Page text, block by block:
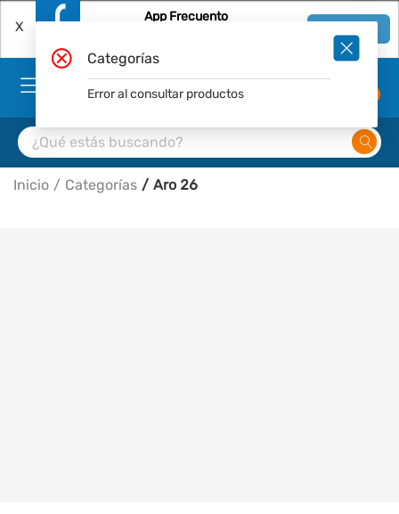
X
App Frecuento
Inicio Categorías Aro 26
Categorías
Error al consultar productos